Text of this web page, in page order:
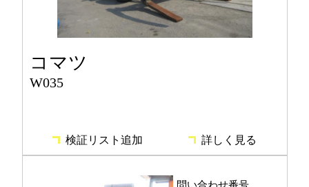
コマツ
W035
検証リスト追加 詳しく見る
問い合わせ番号